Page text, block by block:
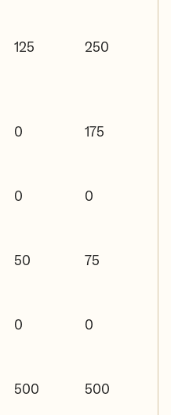
125 250
0 175
0 0
50 75
0 0
500 500